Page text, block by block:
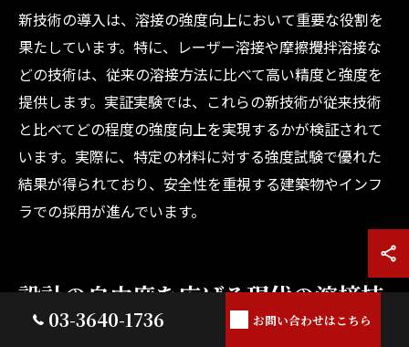
新技術の導入は、溶接の強度向上において重要な役割を
果たしています。特に、レーザー溶接や摩擦攪拌溶接な
どの技術は、従来の溶接方法に比べて高い精度と強度を
提供します。実証実験では、これらの新技術が従来技術
と比べてどの程度の強度向上を実現するかが検証されて
います。実際に、特定の材料に対する強度試験で優れた
結果が得られており、安全性を重視する建築物やインフ
ラでの採用が進んでいます。
設計の自由度を広げる現代の溶接技
術 03-3640-1736 お問い合わせはこちら